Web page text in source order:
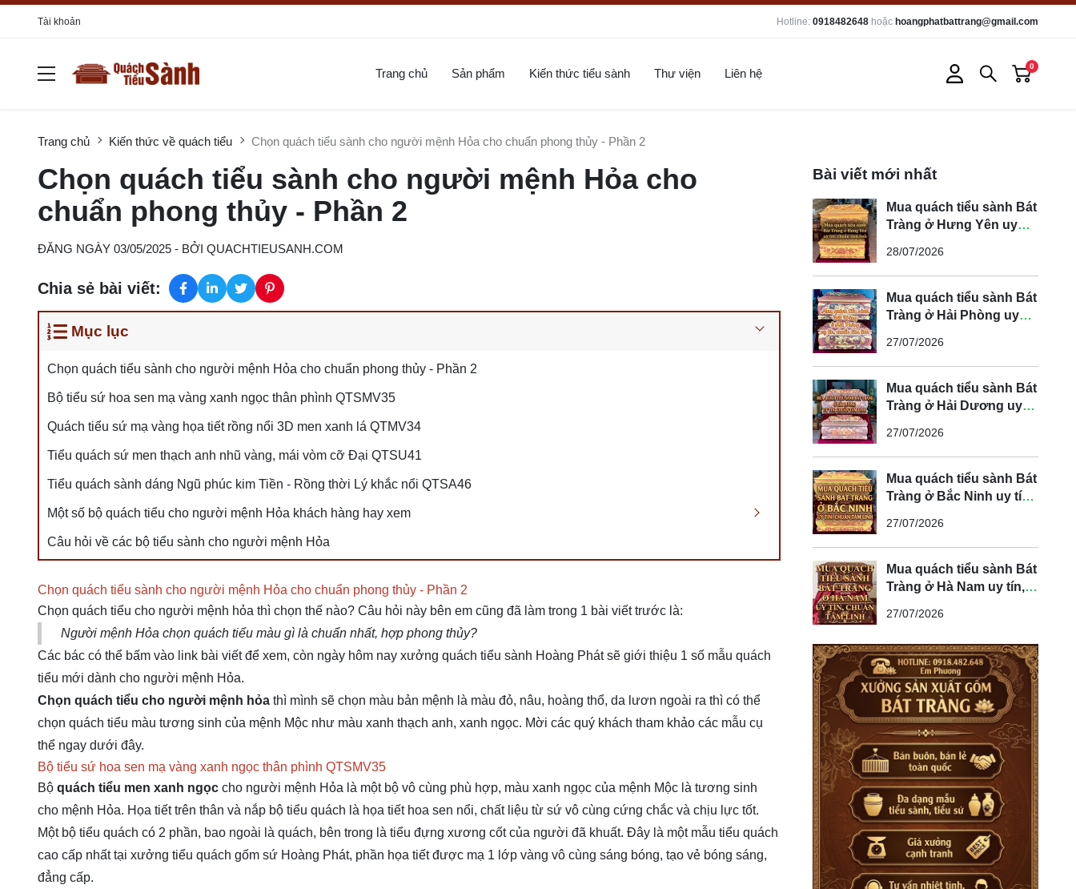
Tài khoản Hotline: 0918482648 hoặc hoangphatbattrang@gmail.com
Trang chủ Sản phẩm Kiến thức tiểu sành Thư viện Liên hệ
0
Trang chủ Kiến thức về quách tiểu Chọn quách tiểu sành cho người mệnh Hỏa cho chuẩn phong thủy - Phần 2
Chọn quách tiểu sành cho người mệnh Hỏa cho
chuẩn phong thủy - Phần 2
ĐĂNG NGÀY 03/05/2025 - BỞI QUACHTIEUSANH.COM
Chia sẻ bài viết:
Mục lục
Chọn quách tiểu sành cho người mệnh Hỏa cho chuẩn phong thủy - Phần 2
Bộ tiểu sứ hoa sen mạ vàng xanh ngọc thân phình QTSMV35
Quách tiểu sứ mạ vàng họa tiết rồng nổi 3D men xanh lá QTMV34
Tiểu quách sứ men thạch anh nhũ vàng, mái vòm cỡ Đại QTSU41
Tiểu quách sành dáng Ngũ phúc kim Tiền - Rồng thời Lý khắc nổi QTSA46
Một số bộ quách tiểu cho người mệnh Hỏa khách hàng hay xem
Câu hỏi về các bộ tiểu sành cho người mệnh Hỏa
Chọn quách tiểu sành cho người mệnh Hỏa cho chuẩn phong thủy - Phần 2
Chọn quách tiểu cho người mệnh hỏa thì chọn thế nào? Câu hỏi này bên em cũng đã làm trong 1 bài viết trước là:
Người mệnh Hỏa chọn quách tiểu màu gì là chuẩn nhất, hợp phong thủy?
Các bác có thể bấm vào link bài viết để xem, còn ngày hôm nay xưởng quách tiểu sành Hoàng Phát sẽ giới thiệu 1 số mẫu quách
tiểu mới dành cho người mệnh Hỏa.
Chọn quách tiểu cho người mệnh hỏa thì mình sẽ chọn màu bản mệnh là màu đỏ, nâu, hoàng thổ, da lươn ngoài ra thì có thể
chọn quách tiểu màu tương sinh của mệnh Mộc như màu xanh thạch anh, xanh ngọc. Mời các quý khách tham khảo các mẫu cụ
thể ngay dưới đây.
Bộ tiểu sứ hoa sen mạ vàng xanh ngọc thân phình QTSMV35
Bộ quách tiểu men xanh ngọc cho người mệnh Hỏa là một bộ vô cùng phù hợp, màu xanh ngọc của mệnh Mộc là tương sinh
cho mệnh Hỏa. Họa tiết trên thân và nắp bộ tiểu quách là họa tiết hoa sen nổi, chất liệu từ sứ vô cùng cứng chắc và chịu lực tốt.
Một bộ tiểu quách có 2 phần, bao ngoài là quách, bên trong là tiểu đựng xương cốt của người đã khuất. Đây là một mẫu tiểu quách
cao cấp nhất tại xưởng tiểu quách gốm sứ Hoàng Phát, phần họa tiết được mạ 1 lớp vàng vô cùng sáng bóng, tạo vẻ bóng sáng,
đẳng cấp.
Bài viết mới nhất
Mua quách tiểu sành Bát
Tràng ở Hưng Yên uy
28/07/2026
Mua quách tiểu sành Bát
Tràng ở Hải Phòng uy
27/07/2026
Mua quách tiểu sành Bát
Tràng ở Hải Dương uy
27/07/2026
Mua quách tiểu sành Bát
Tràng ở Bắc Ninh uy tín,
27/07/2026
Mua quách tiểu sành Bát
Tràng ở Hà Nam uy tín,
27/07/2026